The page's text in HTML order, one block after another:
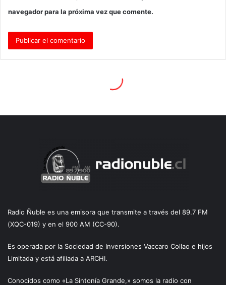
Radio Ñuble es una emisora que transmite a través del 89.7 FM
(XQC-019) y en el 900 AM (CC-90).
Es operada por la Sociedad de Inversiones Vaccaro Collao e hijos
Limitada y está afiliada a ARCHI.
Conocidos como «La Sintonía Grande,» somos la radio con